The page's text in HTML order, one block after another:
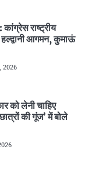
कांग्रेस राष्ट्रीय
आगमन, कुमाऊं
2026
को लेनी चाहिए
की गूंज’ में बोले